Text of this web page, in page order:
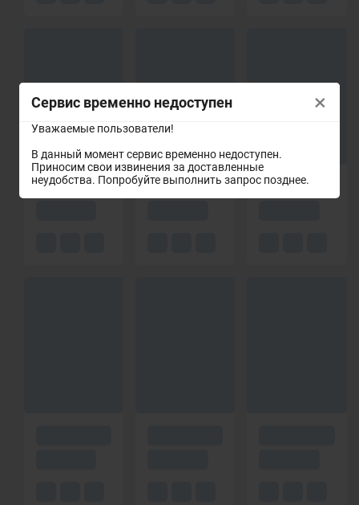
Сервис временно недоступен
Уважаемые пользователи!
В данный момент сервис временно недоступен.
Приносим свои извинения за доставленные
неудобства. Попробуйте выполнить запрос позднее.
×